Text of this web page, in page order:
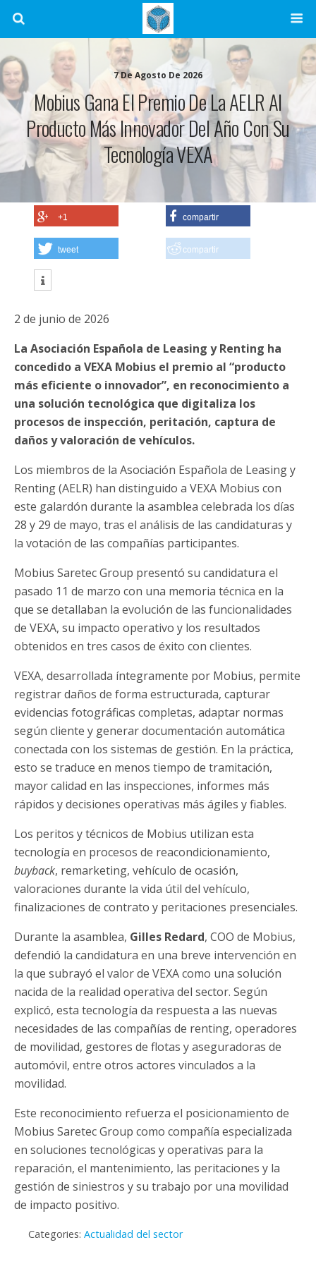
7 De Agosto De 2026
Mobius Gana El Premio De La AELR Al
Producto Más Innovador Del Año Con Su
Tecnología VEXA
+1 compartir
tweet compartir
2 de junio de 2026
La Asociación Española de Leasing y Renting ha
concedido a VEXA Mobius el premio al “producto
más eficiente o innovador”, en reconocimiento a
una solución tecnológica que digitaliza los
procesos de inspección, peritación, captura de
daños y valoración de vehículos.
Los miembros de la Asociación Española de Leasing y
Renting (AELR) han distinguido a VEXA Mobius con
este galardón durante la asamblea celebrada los días
28 y 29 de mayo, tras el análisis de las candidaturas y
la votación de las compañías participantes.
Mobius Saretec Group presentó su candidatura el
pasado 11 de marzo con una memoria técnica en la
que se detallaban la evolución de las funcionalidades
de VEXA, su impacto operativo y los resultados
obtenidos en tres casos de éxito con clientes.
VEXA, desarrollada íntegramente por Mobius, permite
registrar daños de forma estructurada, capturar
evidencias fotográficas completas, adaptar normas
según cliente y generar documentación automática
conectada con los sistemas de gestión. En la práctica,
esto se traduce en menos tiempo de tramitación,
mayor calidad en las inspecciones, informes más
rápidos y decisiones operativas más ágiles y fiables.
Los peritos y técnicos de Mobius utilizan esta
tecnología en procesos de reacondicionamiento,
buyback, remarketing, vehículo de ocasión,
valoraciones durante la vida útil del vehículo,
finalizaciones de contrato y peritaciones presenciales.
Durante la asamblea, Gilles Redard, COO de Mobius,
defendió la candidatura en una breve intervención en
la que subrayó el valor de VEXA como una solución
nacida de la realidad operativa del sector. Según
explicó, esta tecnología da respuesta a las nuevas
necesidades de las compañías de renting, operadores
de movilidad, gestores de flotas y aseguradoras de
automóvil, entre otros actores vinculados a la
movilidad.
Este reconocimiento refuerza el posicionamiento de
Mobius Saretec Group como compañía especializada
en soluciones tecnológicas y operativas para la
reparación, el mantenimiento, las peritaciones y la
gestión de siniestros y su trabajo por una movilidad
de impacto positivo.
Categories: Actualidad del sector